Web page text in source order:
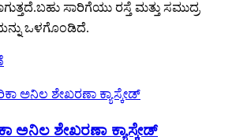
ಸಾರಿಗೆಯು ರಸ್ತೆ ಮತ್ತು ಸಮುದ್ರ
ಒಳಗೊಂಡಿದೆ.
ಅನಿಲ ಶೇಖರಣಾ ಕ್ಯಾಸ್ಕೇಡ್